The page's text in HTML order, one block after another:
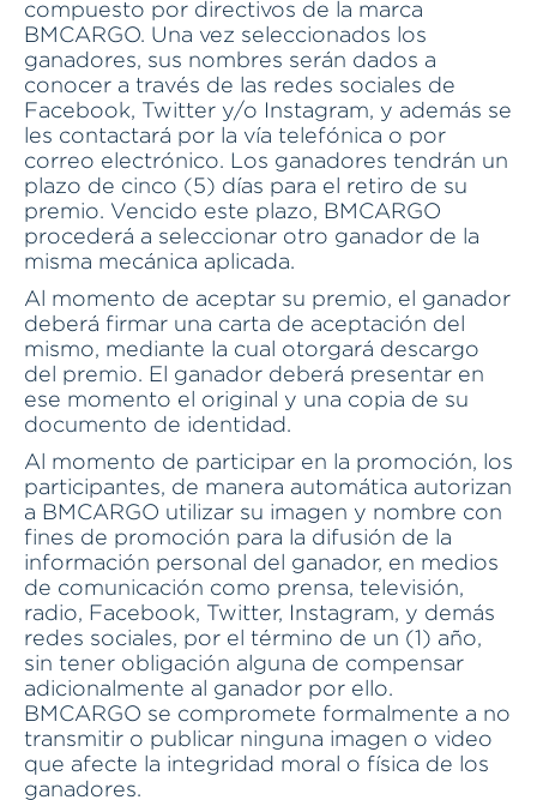
compuesto por directivos de la marca
BMCARGO. Una vez seleccionados los
ganadores, sus nombres serán dados a
conocer a través de las redes sociales de
Facebook, Twitter y/o Instagram, y además se
les contactará por la vía telefónica o por
correo electrónico. Los ganadores tendrán un
plazo de cinco (5) días para el retiro de su
premio. Vencido este plazo, BMCARGO
procederá a seleccionar otro ganador de la
misma mecánica aplicada.
Al momento de aceptar su premio, el ganador
deberá firmar una carta de aceptación del
mismo, mediante la cual otorgará descargo
del premio. El ganador deberá presentar en
ese momento el original y una copia de su
documento de identidad.
Al momento de participar en la promoción, los
participantes, de manera automática autorizan
a BMCARGO utilizar su imagen y nombre con
fines de promoción para la difusión de la
información personal del ganador, en medios
de comunicación como prensa, televisión,
radio, Facebook, Twitter, Instagram, y demás
redes sociales, por el término de un (1) año,
sin tener obligación alguna de compensar
adicionalmente al ganador por ello.
BMCARGO se compromete formalmente a no
transmitir o publicar ninguna imagen o video
que afecte la integridad moral o física de los
ganadores.